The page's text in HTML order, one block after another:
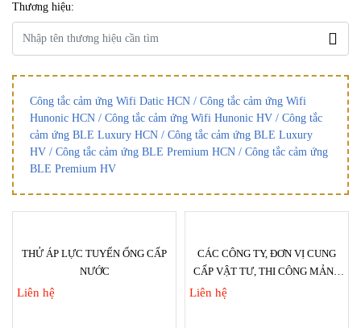
Thương hiệu:
Công tắc cảm ứng Wifi Datic HCN / Công tắc cảm ứng Wifi
Hunonic HCN / Công tắc cảm ứng Wifi Hunonic HV / Công tắc
cảm ứng BLE Luxury HCN / Công tắc cảm ứng BLE Luxury
HV / Công tắc cảm ứng BLE Premium HCN / Công tắc cảm ứng
BLE Premium HV
THỬ ÁP LỰC TUYẾN ỐNG CẤP
NƯỚC
Liên hệ
CÁC CÔNG TY, ĐƠN VỊ CUNG
CẤP VẬT TƯ, THI CÔNG MẢNG
CƠ KHÍ, KIM KHÍ...
Liên hệ